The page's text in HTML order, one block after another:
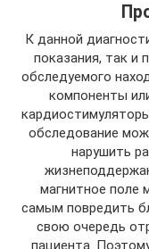
К данной
показания, так и
обследуемого
компоненты
обследование
нарушить
магнитное поле
самым повредить
свою очередь
пациента.